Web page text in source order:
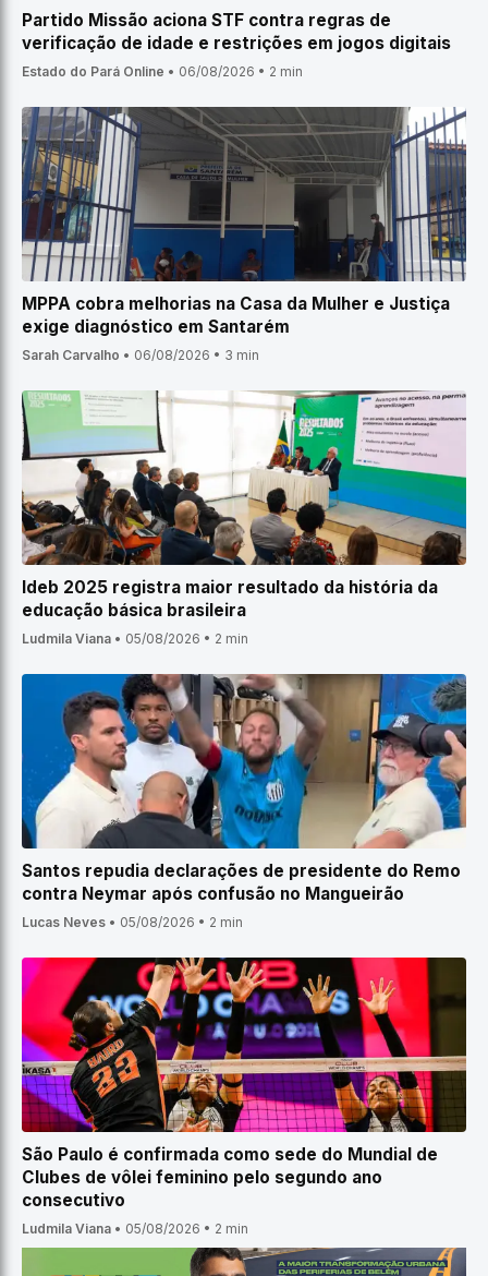
Partido Missão aciona STF contra regras de
verificação de idade e restrições em jogos digitais
Estado do Pará Online • 06/08/2026 • 2 min
MPPA cobra melhorias na Casa da Mulher e Justiça
exige diagnóstico em Santarém
Sarah Carvalho • 06/08/2026 • 3 min
Ideb 2025 registra maior resultado da história da
educação básica brasileira
Ludmila Viana • 05/08/2026 • 2 min
Santos repudia declarações de presidente do Remo
contra Neymar após confusão no Mangueirão
Lucas Neves • 05/08/2026 • 2 min
São Paulo é confirmada como sede do Mundial de
Clubes de vôlei feminino pelo segundo ano
consecutivo
Ludmila Viana • 05/08/2026 • 2 min